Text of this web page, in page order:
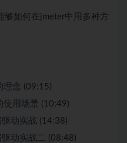
够如何在jmeter中用多种方
理念 (09:15)
使用场景 (10:49)
动实战 (14:38)
动实战二 (08:48)